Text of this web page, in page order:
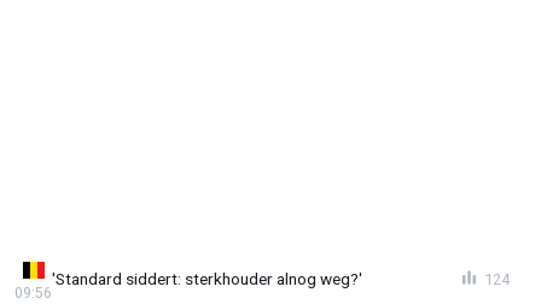
'Standard siddert: sterkhouder alnog weg?'
09:56
124